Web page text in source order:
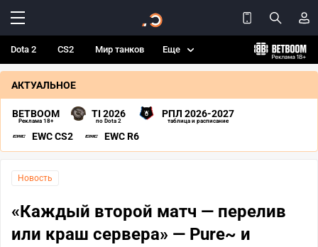
Dota 2 CS2 Мир танков Еще
АКТУАЛЬНОЕ
BETBOOM
Реклама 18+
TI 2026
по Dota 2
РПЛ 2026-2027
таблица и расписание
EWC CS2 EWC R6
Новость
«Каждый второй матч — перелив
или краш сервера» — Pure~ и